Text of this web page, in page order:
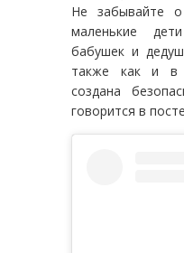
Не забывайте
маленькие
бабушек и
также как и в
создана
говорится в